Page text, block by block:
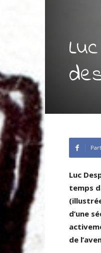
Luc
temps
d’une
de